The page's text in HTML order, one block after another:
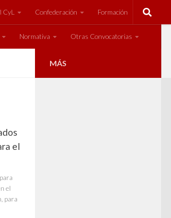
Confederación Formación
Normativa Otras Convocatorias
el
el
para
MÁS